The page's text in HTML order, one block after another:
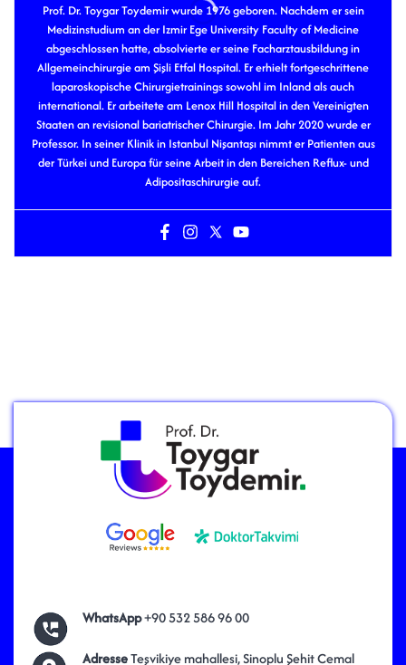
Prof. Dr. Toygar Toydemir wurde 1976 geboren. Nachdem er sein
Medizinstudium an der Izmir Ege University Faculty of Medicine
abgeschlossen hatte, absolvierte er seine Facharztausbildung in
Allgemeinchirurgie am Şişli Etfal Hospital. Er erhielt fortgeschrittene
laparoskopische Chirurgietrainings sowohl im Inland als auch
international. Er arbeitete am Lenox Hill Hospital in den Vereinigten
Staaten an revisional bariatrischer Chirurgie. Im Jahr 2020 wurde er
Professor. In seiner Klinik in Istanbul Nişantaşı nimmt er Patienten aus
der Türkei und Europa für seine Arbeit in den Bereichen Reflux- und
Adipositaschirurgie auf.
WhatsApp+90 532 586 96 00
AdresseTeşvikiye mahallesi, Sinoplu Şehit Cemal